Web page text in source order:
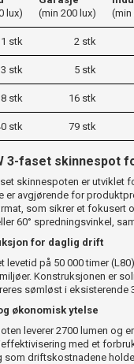
lux)
(min 200 lux)
(min
1 stk 2 stk
3 stk 5 stk
8 stk 16 stk
stk 79 stk
3-faset skinnespot
skinnespoten er utviklet
er avgjørende for
som sikrer et fokusert
60° spredningsvinkel,
for daglig drift
levetid på 50 000 timer
Konstruksjonen er
sømløst i eksisterende
økonomisk ytelse
leverer 2700 lumen og
med et
som driftskostnadene